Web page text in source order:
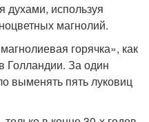
духами, используя
магнолий.
горячка», как
Голландии. За один
выменять пять луковиц